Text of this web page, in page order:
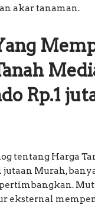
akar tanaman.
Rp.1
tentang Harga
jutaan Murah,
eksternal